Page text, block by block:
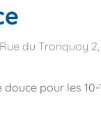
Rue du Tronquoy 2,
pour les